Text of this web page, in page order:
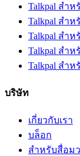
Talkpal สำห
Talkpal สำห
Talkpal สำ
Talkpal สํา
Talkpal สำ
บริษัท
เกี่ยวกับเรา
บล็อก
สำหรับสื่อม